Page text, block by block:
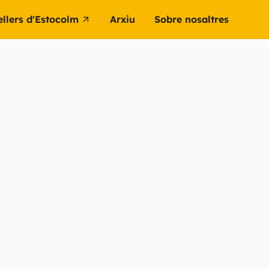
d'Estocolm Arxiu Sobre nosaltres